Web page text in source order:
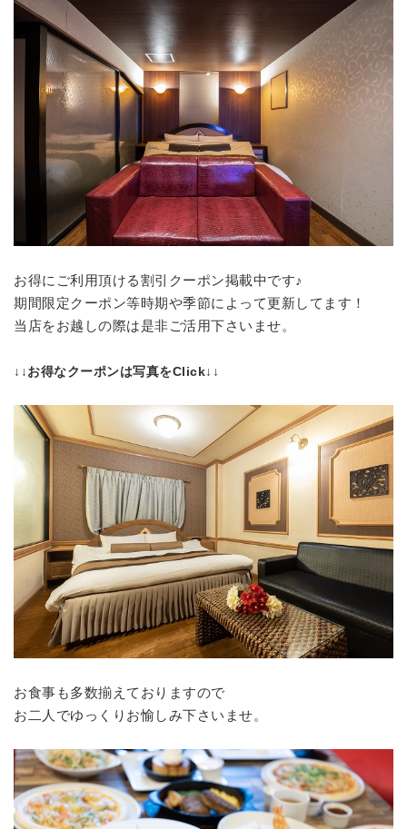
お得にご利用頂ける割引クーポン掲載中です♪
期間限定クーポン等時期や季節によって更新してます！
当店をお越しの際は是非ご活用下さいませ。
↓↓お得なクーポンは写真をClick↓↓
お食事も多数揃えておりますので
お二人でゆっくりお愉しみ下さいませ。